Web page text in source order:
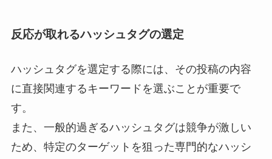
反応が取れるハッシュタグの選定
ハッシュタグを選定する際には、その投稿の内容
に直接関連するキーワードを選ぶことが重要で
す。
また、一般的過ぎるハッシュタグは競争が激しい
ため、特定のターゲットを狙った専門的なハッシ